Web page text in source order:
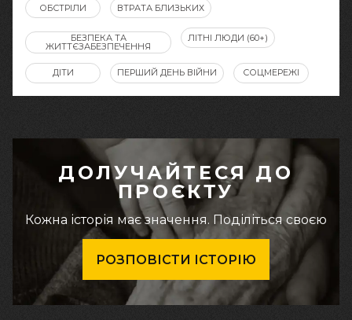
ОБСТРІЛИ ВТРАТА БЛИЗЬКИХ
БЕЗПЕКА ТА
ЖИТТЄЗАБЕЗПЕЧЕННЯ
ЛІТНІ ЛЮДИ (60+)
ДІТИ ПЕРШИЙ ДЕНЬ ВІЙНИ СОЦМЕРЕЖІ
ДОЛУЧАЙТЕСЯ ДО
ПРОЄКТУ
Кожна історія має значення. Поділіться своєю
РОЗПОВІСТИ ІСТОРІЮ